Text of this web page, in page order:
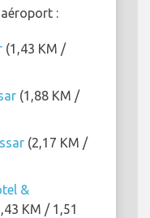
:
(1,43 KM /
(1,88 KM /
(2,17 KM /
&
KM / 1,51